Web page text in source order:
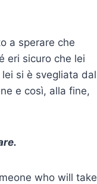
a sperare che
eri sicuro che lei
si è svegliata dal
e così, alla fine,
who will take